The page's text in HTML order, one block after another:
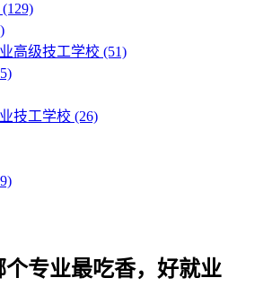
(129)
高级技工学校​ (51)
技工学校 (26)
个专业最吃香，好就业